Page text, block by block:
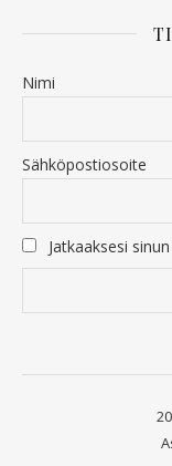
Nimi
Sähköpostiosoite
Jatkaaksesi